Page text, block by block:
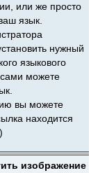
или же просто
язык.
нужный
языкового
сами можете
вы можете
находится
изображение